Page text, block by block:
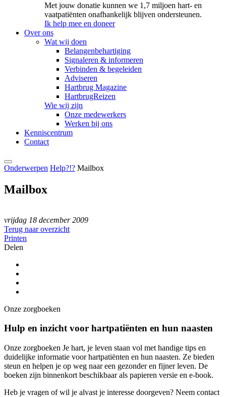
Met jouw donatie kunnen we 1,7 miljoen hart- en
vaatpatiënten onafhankelijk blijven ondersteunen.
Ik help mee en doneer
Over ons
Wat wij doen
Belangenbehartiging
Signaleren & informeren
Verbinden & begeleiden
Adviseren
Hartbrug Magazine
HartbrugReizen
Wie wij zijn
Onze medewerkers
Werken bij ons
Kenniscentrum
Contact
Onderwerpen Help?!? Mailbox
Mailbox
vrijdag 18 december 2009
Terug naar overzicht
Printen
Delen
Onze zorgboeken
Hulp en inzicht voor hartpatiënten en hun naasten
Onze zorgboeken Je hart, je leven staan vol met handige tips en
duidelijke informatie voor hartpatiënten en hun naasten. Ze bieden
steun en helpen je op weg naar een gezonder en fijner leven. De
boeken zijn binnenkort beschikbaar als papieren versie en e-book.
Heb je vragen of wil je alvast je interesse doorgeven? Neem contact